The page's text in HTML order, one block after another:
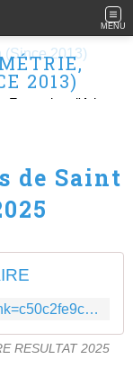
MENU
2013)
de Saint
https://resultat.chrono-start.fr/event?link=c50c2fe9c0a49a1992151119e8463be2
RESULTAT 2025